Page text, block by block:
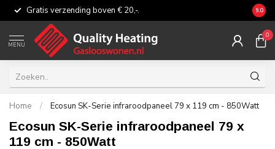
Gratis verzending boven € 20,-. 9.0
MENU
0
Home / Ecosun SK-Serie infraroodpaneel 79 x 119 cm - 850Watt
Ecosun SK-Serie infraroodpaneel 79 x
119 cm - 850Watt